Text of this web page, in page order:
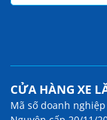
CỬA HÀNG XE
Mã số doanh